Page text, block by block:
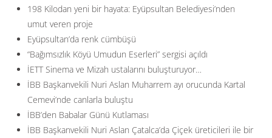
198 Kilodan yeni bir hayata: Eyüpsultan Belediyesi’nden
umut veren proje
Eyüpsultan’da renk cümbüşü
“Bağımsızlık Köyü Umudun Eserleri” sergisi açıldı
İETT Sinema ve Mizah ustalarını buluşturuyor…
İBB Başkanvekili Nuri Aslan Muharrem ayı orucunda Kartal
Cemevi’nde canlarla buluştu
İBB’den Babalar Günü Kutlaması
İBB Başkanvekili Nuri Aslan Çatalca’da Çiçek üreticileri ile bir